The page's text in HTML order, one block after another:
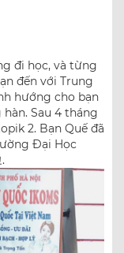
đi học, và từng
đến với Trung
hướng cho bạn
Sau 4 tháng
2. Bạn Quế đã
Đại Học